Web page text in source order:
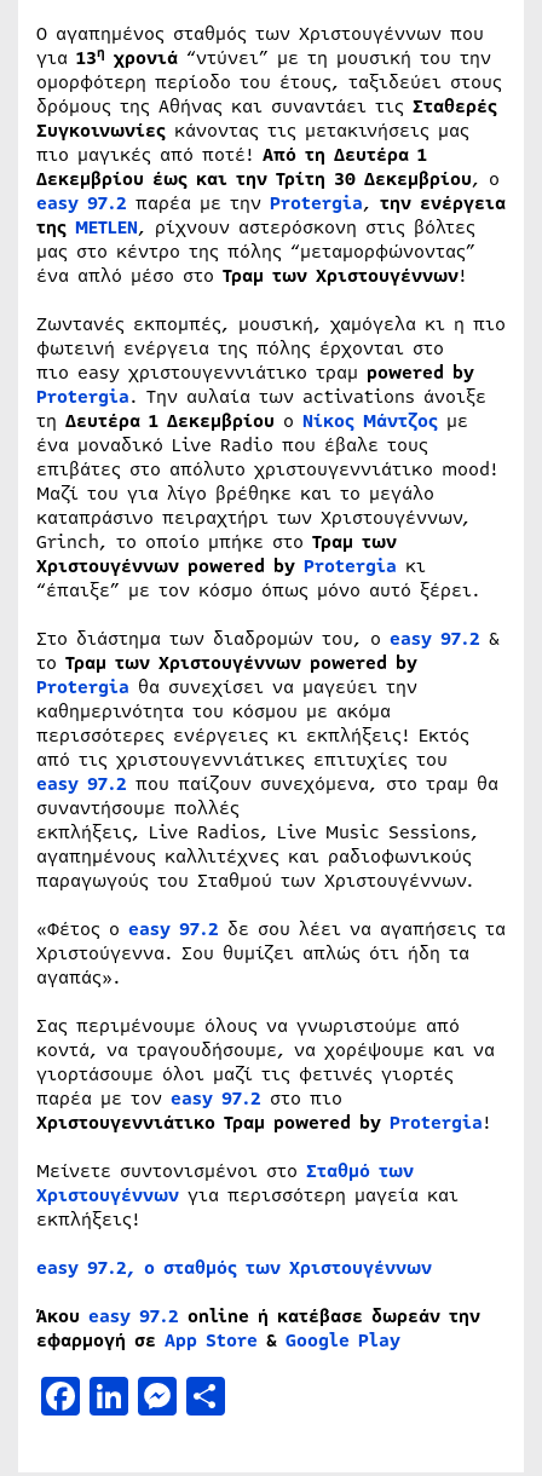
Ο αγαπημένος σταθμός των Χριστουγέννων που
για 13η χρονιά “ντύνει” με τη μουσική του την
ομορφότερη περίοδο του έτους, ταξιδεύει στους
δρόμους της Αθήνας και συναντάει τις Σταθερές
Συγκοινωνίες κάνοντας τις μετακινήσεις μας
πιο μαγικές από ποτέ! Από τη Δευτέρα 1
Δεκεμβρίου έως και την Τρίτη 30 Δεκεμβρίου, ο
easy 97.2 παρέα με την Protergia, την ενέργεια
της METLEN, ρίχνουν αστερόσκονη στις βόλτες
μας στο κέντρο της πόλης “μεταμορφώνοντας”
ένα απλό μέσο στο Τραμ των Χριστουγέννων!
Ζωντανές εκπομπές, μουσική, χαμόγελα κι η πιο
φωτεινή ενέργεια της πόλης έρχονται στο
πιο easy χριστουγεννιάτικο τραμ powered by
Protergia. Την αυλαία των activations άνοιξε
τη Δευτέρα 1 Δεκεμβρίου ο Νίκος Μάντζος με
ένα μοναδικό Live Radio που έβαλε τους
επιβάτες στο απόλυτο χριστουγεννιάτικο mood!
Μαζί του για λίγο βρέθηκε και το μεγάλο
καταπράσινο πειραχτήρι των Χριστουγέννων,
Grinch, το οποίο μπήκε στο Τραμ των
Χριστουγέννων powered by Protergia κι
“έπαιξε” με τον κόσμο όπως μόνο αυτό ξέρει.
Στο διάστημα των διαδρομών του, o easy 97.2 &
το Τραμ των Χριστουγέννων pοwered by
Protergia θα συνεχίσει να μαγεύει την
καθημερινότητα του κόσμου με ακόμα
περισσότερες ενέργειες κι εκπλήξεις! Εκτός
από τις χριστουγεννιάτικες επιτυχίες του
easy 97.2 που παίζουν συνεχόμενα, στο τραμ θα
συναντήσουμε πολλές
εκπλήξεις, Live Radios, Live Music Sessions,
αγαπημένους καλλιτέχνες και ραδιοφωνικούς
παραγωγούς του Σταθμού των Χριστουγέννων.
«Φέτος ο easy 97.2 δε σου λέει να αγαπήσεις τα
Χριστούγεννα. Σου θυμίζει απλώς ότι ήδη τα
αγαπάς».
Σας περιμένουμε όλους να γνωριστούμε από
κοντά, να τραγουδήσουμε, να χορέψουμε και να
γιορτάσουμε όλοι μαζί τις φετινές γιορτές
παρέα με τον easy 97.2 στο πιο
Χριστουγεννιάτικο Τραμ powered by Protergia!
Μείνετε συντονισμένοι στο Σταθμό των
Χριστουγέννων για περισσότερη μαγεία και
εκπλήξεις!
easy 97.2, ο σταθμός των Χριστουγέννων
Άκου easy 97.2 online ή κατέβασε δωρεάν την
εφαρμογή σε App Store & Google Play
Facebook
LinkedIn
Messenger